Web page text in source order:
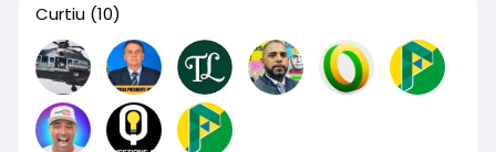
Curtiu (10)